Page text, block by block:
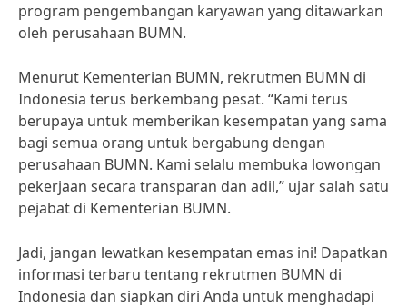
program pengembangan karyawan yang ditawarkan
oleh perusahaan BUMN.
Menurut Kementerian BUMN, rekrutmen BUMN di
Indonesia terus berkembang pesat. “Kami terus
berupaya untuk memberikan kesempatan yang sama
bagi semua orang untuk bergabung dengan
perusahaan BUMN. Kami selalu membuka lowongan
pekerjaan secara transparan dan adil,” ujar salah satu
pejabat di Kementerian BUMN.
Jadi, jangan lewatkan kesempatan emas ini! Dapatkan
informasi terbaru tentang rekrutmen BUMN di
Indonesia dan siapkan diri Anda untuk menghadapi